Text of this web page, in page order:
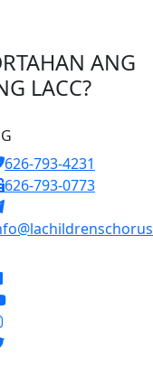
ANG
LACC?
626-793-4231
626-793-0773